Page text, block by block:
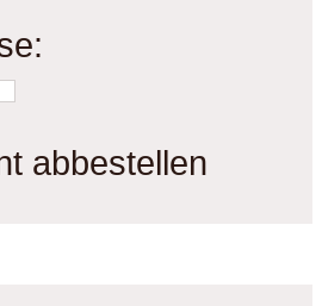
abbestellen